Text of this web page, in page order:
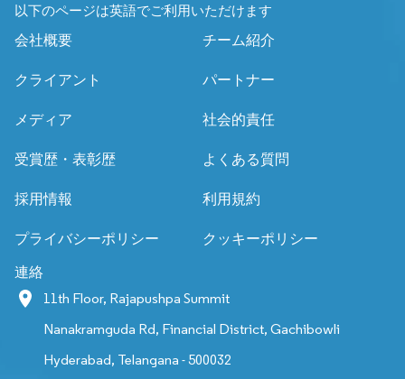
以下のページは英語でご利用いただけます
会社概要
チーム紹介
クライアント パートナー
メディア 社会的責任
受賞歴・表彰歴 よくある質問
採用情報 利用規約
プライバシーポリシー クッキーポリシー
連絡
11th Floor, Rajapushpa Summit
Nanakramguda Rd, Financial District, Gachibowli
Hyderabad, Telangana - 500032